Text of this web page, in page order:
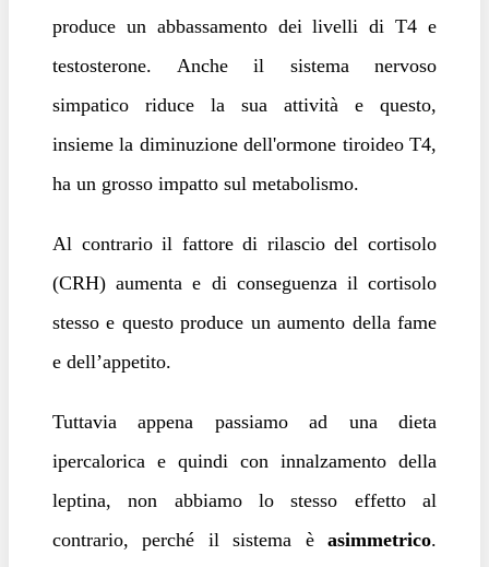
produce un abbassamento dei livelli di T4 e
testosterone. Anche il sistema nervoso
simpatico riduce la sua attività e questo,
insieme la diminuzione dell'ormone tiroideo T4,
ha un grosso impatto sul metabolismo.
Al contrario il fattore di rilascio del cortisolo
(CRH) aumenta e di conseguenza il cortisolo
stesso e questo produce un aumento della fame
e dell’appetito.
Tuttavia appena passiamo ad una dieta
ipercalorica e quindi con innalzamento della
leptina, non abbiamo lo stesso effetto al
contrario, perché il sistema è asimmetrico.